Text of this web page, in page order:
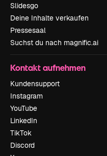
Slidesgo
Deine Inhalte verkaufen
Pressesaal
Suchst du nach magnific.ai
Kontakt aufnehmen
Kundensupport
Instagram
YouTube
LinkedIn
TikTok
Discord